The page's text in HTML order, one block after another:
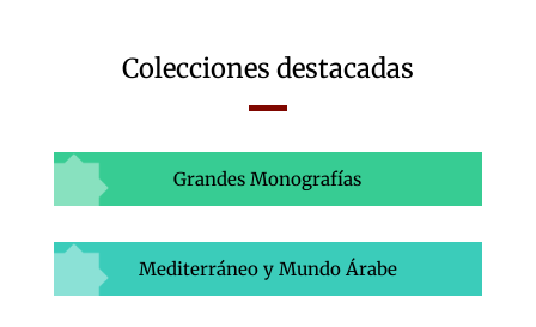
Colecciones destacadas
Grandes Monografías
Mediterráneo y Mundo Árabe